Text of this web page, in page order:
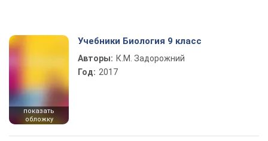
показать
обложку
Учебники Биология 9 класс
Авторы: К.М. Задорожний
Год: 2017